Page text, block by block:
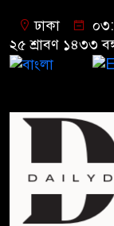
ঢাকা
২৫ শ্রাবণ ১৪৩৩